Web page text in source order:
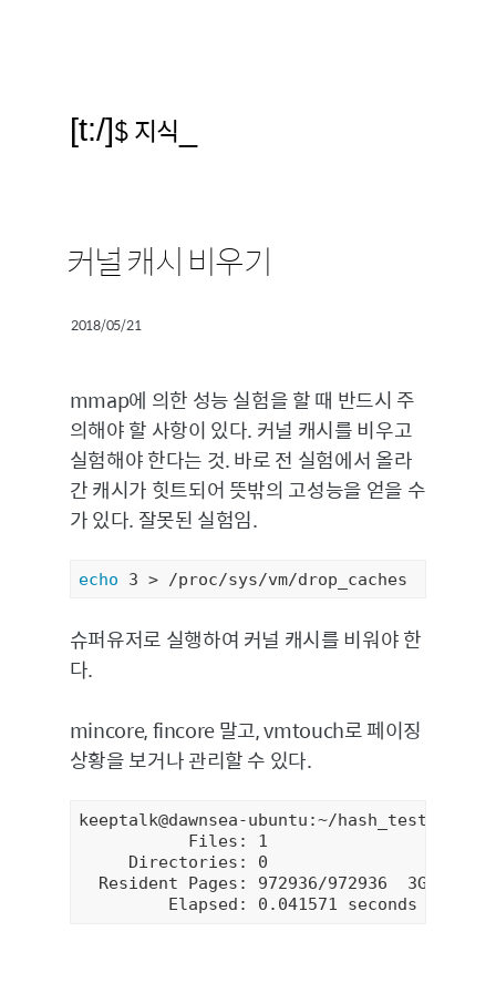
[t:/]$ 지식
커널 캐시 비우기
2018/05/21
mmap에 의한 성능 실험을 할 때 반드시 주
의해야 할 사항이 있다. 커널 캐시를 비우고
실험해야 한다는 것. 바로 전 실험에서 올라
간 캐시가 힛트되어 뜻밖의 고성능을 얻을 수
가 있다. 잘못된 실험임.
echo 3 > /proc/sys/vm/drop_caches
슈퍼유저로 실행하여 커널 캐시를 비워야 한
다.
mincore, fincore 말고, vmtouch로 페이징
상황을 보거나 관리할 수 있다.
keeptalk@dawnsea-ubuntu:~/hash_test$
           Files: 1
     Directories: 0
Resident Pages: 972936/972936  3G/3G
         Elapsed: 0.041571 seconds